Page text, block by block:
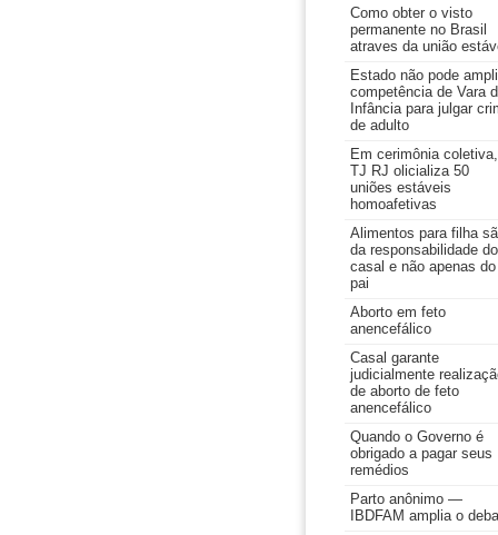
Como obter o visto
permanente no Brasil
atraves da união
Estado não pode
competência de Vara
Infância para julgar
de adulto
Em cerimônia coletiva,
TJ RJ olicializa 50
uniões estáveis
homoafetivas
Alimentos para filha
da responsabilidade do
casal e não apenas do
pai
Aborto em feto
anencefálico
Casal garante
judicialmente
de aborto de feto
anencefálico
Quando o Governo é
obrigado a pagar seus
remédios
Parto anônimo —
IBDFAM amplia o